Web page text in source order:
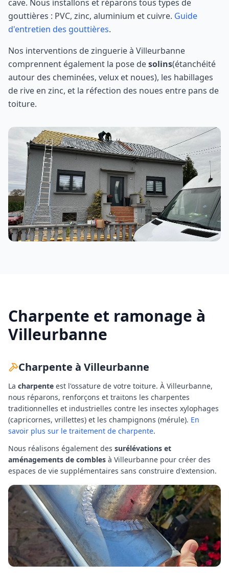
cave. Nous installons et réparons tous types de
gouttières : PVC, zinc, aluminium et cuivre. Guide
d'entretien des gouttières.
Nos interventions de zinguerie à Villeurbanne
comprennent également la pose desolins(étanchéité
autour des cheminées, velux et noues), les habillages
de rive en zinc, et la réfection des noues entre pans de
toiture.
Charpente et ramonage à
Villeurbanne
Charpente à Villeurbanne
La charpente est l'ossature de votre toiture. À Villeurbanne,
nous réparons, renforçons et traitons les charpentes
traditionnelles et industrielles contre les insectes xylophages
(capricornes, vrillettes) et les champignons (mérule). En
savoir plus sur le traitement de charpente.
Nous réalisons également des surélévations et
aménagements de combles à Villeurbanne pour créer des
espaces de vie supplémentaires sans construire d'extension.